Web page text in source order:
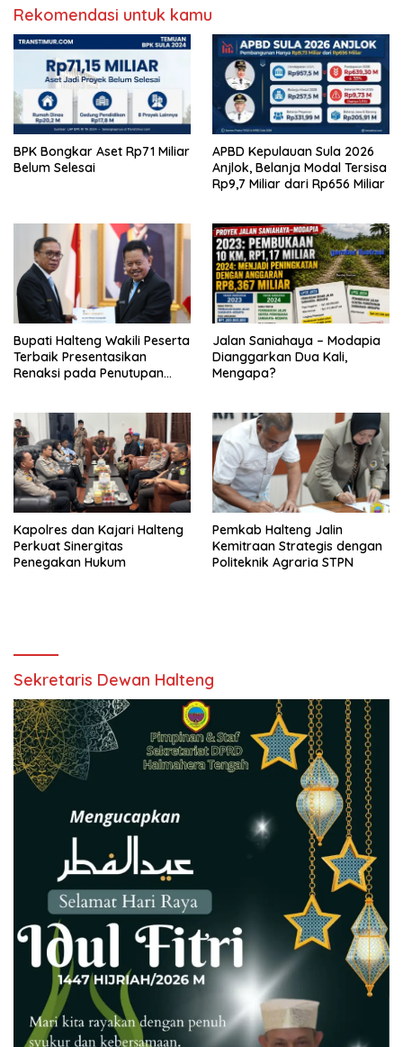
Rekomendasi untuk kamu
BPK Bongkar Aset Rp71 Miliar
Belum Selesai
APBD Kepulauan Sula 2026
Anjlok, Belanja Modal Tersisa
Rp9,7 Miliar dari Rp656 Miliar
Bupati Halteng Wakili Peserta
Terbaik Presentasikan
Renaksi pada Penutupan
Jalan Saniahaya – Modapia
Dianggarkan Dua Kali,
Mengapa?
Kapolres dan Kajari Halteng
Perkuat Sinergitas
Penegakan Hukum
Pemkab Halteng Jalin
Kemitraan Strategis dengan
Politeknik Agraria STPN
Sekretaris Dewan Halteng